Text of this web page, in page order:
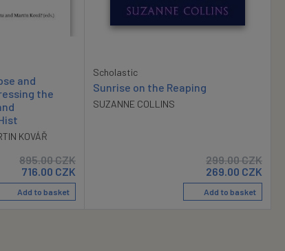
and
the
KOVÁŘ
895.00CZK
716.00 CZK
Add to basket
Scholastic
Sunrise on the Reaping
SUZANNE COLLINS
299.00CZK
269.00 CZK
Add to basket